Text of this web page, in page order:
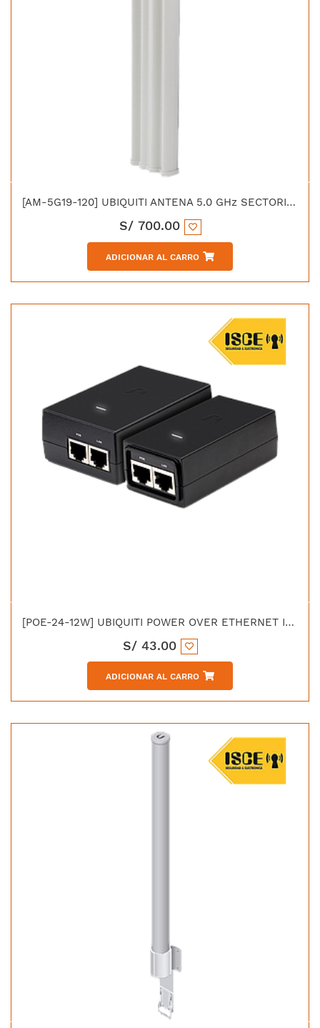
[AM-5G19-120] UBIQUITI ANTENA 5.0 GHz SECTORIAL 19dBi, 120º
S/ 700.00
ADICIONAR AL CARRO
[POE-24-12W] UBIQUITI POWER OVER ETHERNET INJECTOR 24V/12W
S/ 43.00
ADICIONAR AL CARRO